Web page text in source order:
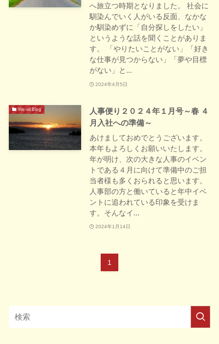
へ旅立つ時期となりました。 社会に
馴染んでいく人がいる反面、なかな
か馴染めずに「自分探しをしたい」
というような話を聞くことがありま
す。 「やりたいことがない」「好き
な仕事が見つからない」「夢や目標
がない」と...
2024年4月5日
We-all Blog
人事便り２０２４年１月号～春 ４
月入社への準備～
あけましておめでとうございます。
本年もよろしくお願いいたします。
年が明け、次の大きな人事のイベン
トである４月に向けて準備中のご担
当者様も多くおられると思います。
人事部の方と働いていると年中イベ
ントに追われている印象を受けま
す。そんなイ...
2024年1月14日
1